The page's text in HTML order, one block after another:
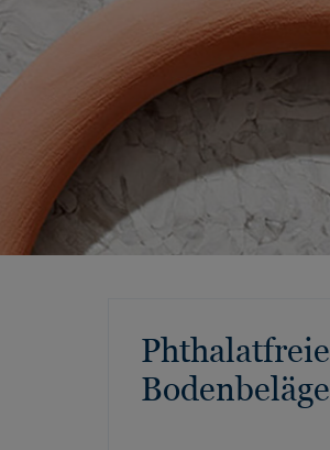
Phthalatfreie
Bodenbeläge